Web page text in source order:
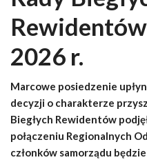
2026 r.
Marcowe posiedzenie
decyzji o charakterze
Biegłych Rewidentów
połączeniu Regionalnych
członków samorządu